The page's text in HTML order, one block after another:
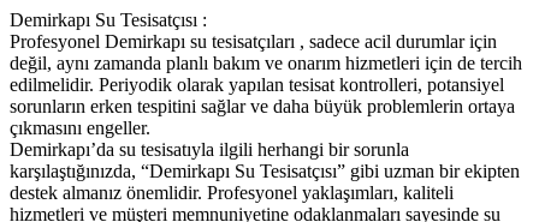
Demirkapı Su Tesisatçısı :
Profesyonel Demirkapı su tesisatçıları , sadece acil durumlar için
değil, aynı zamanda planlı bakım ve onarım hizmetleri için de tercih
edilmelidir. Periyodik olarak yapılan tesisat kontrolleri, potansiyel
sorunların erken tespitini sağlar ve daha büyük problemlerin ortaya
çıkmasını engeller.
Demirkapı’da su tesisatıyla ilgili herhangi bir sorunla
karşılaştığınızda, “Demirkapı Su Tesisatçısı” gibi uzman bir ekipten
destek almanız önemlidir. Profesyonel yaklaşımları, kaliteli
hizmetleri ve müşteri memnuniyetine odaklanmaları sayesinde su